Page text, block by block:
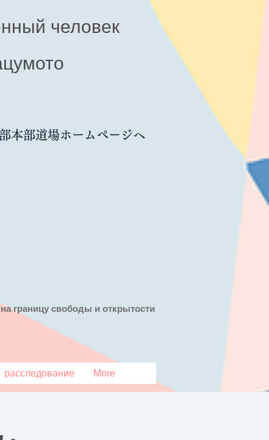
человек
本部道場ホームページへ
границу свободы и открытости
расследование More